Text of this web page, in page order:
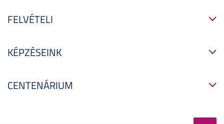
FELVÉTELI
KÉPZÉSEINK
CENTENÁRIUM